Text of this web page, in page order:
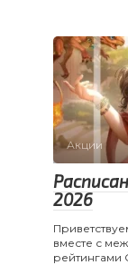
Акции
2026
вместе с
рейтингами